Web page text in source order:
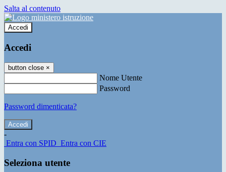
Salta al contenuto
Accedi
Accedi
button close ×
Nome Utente
Password
Password dimenticata?
-
Entra con SPID Entra con CIE
Seleziona utente